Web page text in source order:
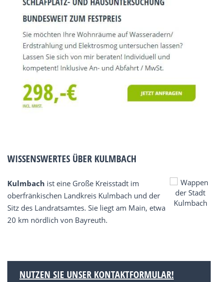
WISSENSWERTES ÜBER KULMBACH
Kulmbach ist eine Große Kreisstadt im
oberfränkischen Landkreis Kulmbach und der
Sitz des Landratsamtes. Sie liegt am Main, etwa
20 km nördlich von Bayreuth.
NUTZEN SIE UNSER KONTAKTFORMULAR!